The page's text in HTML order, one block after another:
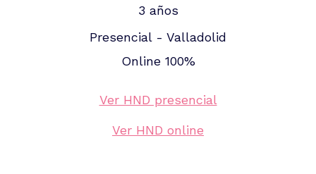
3 años
Presencial - Valladolid
Online 100%
Ver HND presencial
Ver HND online